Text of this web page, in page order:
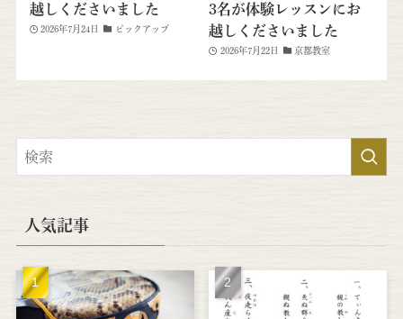
越しくださいました
2026年7月24日 ピックアップ
3名が体験レッスンにお
越しくださいました
2026年7月22日 京都教室
人気記事